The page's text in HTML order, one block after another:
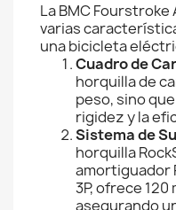
La BMC Fourstroke
varias
una bicicleta
Cuadro de
horquilla de
peso, sino
rigidez y la
Sistema de
horquilla
amortiguador
3P, ofrece
asegurando